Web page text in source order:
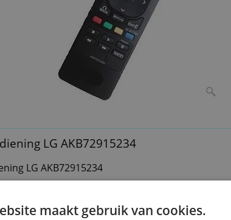
LG AKB72915234
LG AKB72915234
maakt gebruik van cookies.